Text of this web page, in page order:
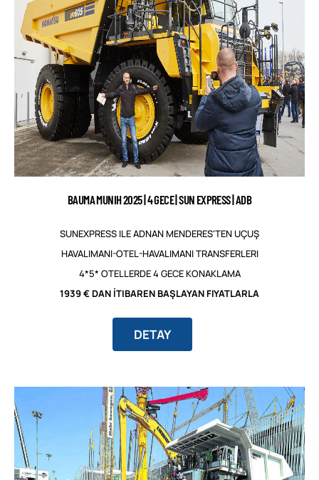
BAUMA MUNIH 2025 | 4 GECE | SUN EXPRESS | ADB
SUNEXPRESS ILE ADNAN MENDERES'TEN UÇUŞ
HAVALIMANI-OTEL-HAVALIMANI TRANSFERLERI
4*5* OTELLERDE 4 GECE KONAKLAMA
1939 € DAN İTIBAREN BAŞLAYAN FIYATLARLA
DETAY